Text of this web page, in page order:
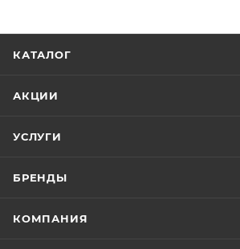
КАТАЛОГ
АКЦИИ
УСЛУГИ
БРЕНДЫ
КОМПАНИЯ